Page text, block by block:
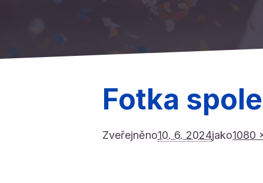
Fotka
Zveřejněno10. 6. 2024jako1080